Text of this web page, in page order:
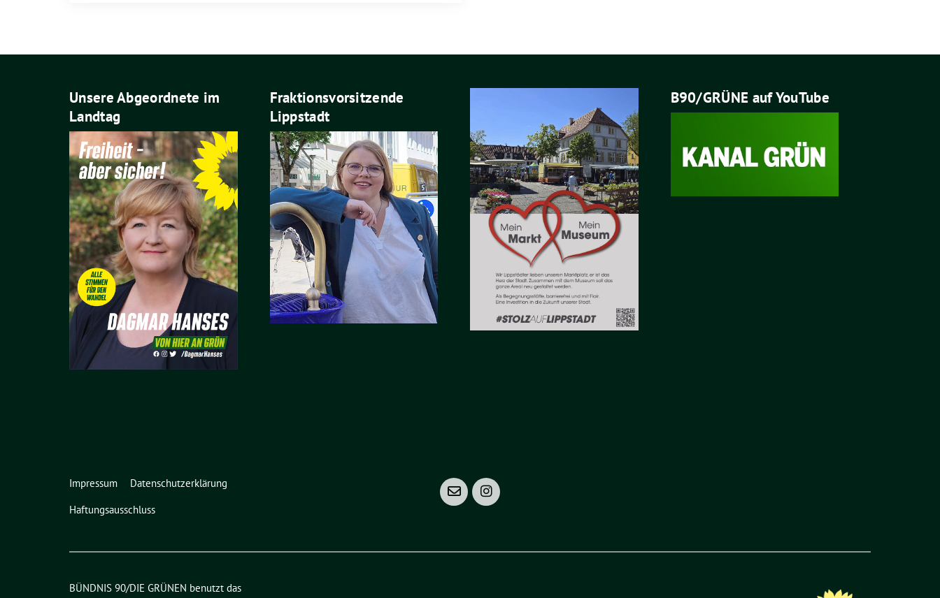
Unsere Abgeordnete im
Landtag
Fraktionsvorsitzende
Lippstadt
B90/GRÜNE auf YouTube
Impressum
Datenschutzerklärung
Haftungsausschluss
BÜNDNIS 90/DIE GRÜNEN benutzt das